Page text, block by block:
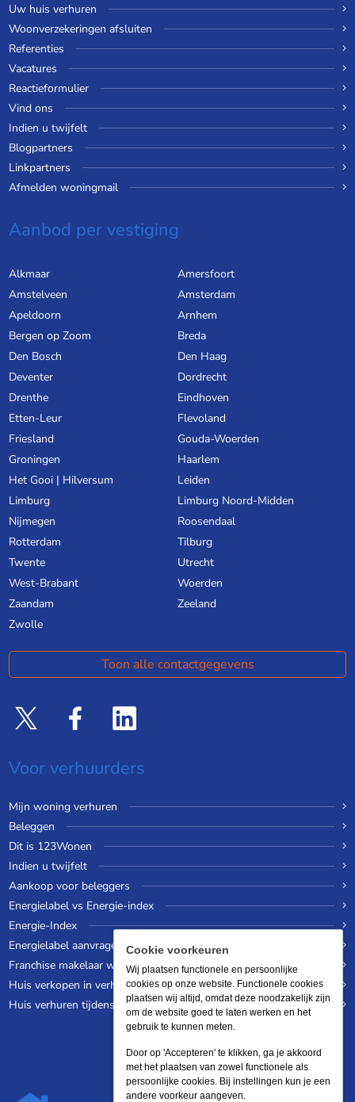
Uw huis verhuren
Woonverzekeringen afsluiten
Referenties
Vacatures
Reactieformulier
Vind ons
Indien u twijfelt
Blogpartners
Linkpartners
Afmelden woningmail
Aanbod per vestiging
Alkmaar
Amersfoort
Amstelveen
Amsterdam
Apeldoorn
Arnhem
Bergen op Zoom
Breda
Den Bosch
Den Haag
Deventer
Dordrecht
Drenthe
Eindhoven
Etten-Leur
Flevoland
Friesland
Gouda-Woerden
Groningen
Haarlem
Het Gooi | Hilversum
Leiden
Limburg
Limburg Noord-Midden
Nijmegen
Roosendaal
Rotterdam
Tilburg
Twente
Utrecht
West-Brabant
Woerden
Zaandam
Zeeland
Zwolle
Toon alle contactgegevens
Voor verhuurders
Mijn woning verhuren
Beleggen
Dit is 123Wonen
Indien u twijfelt
Aankoop voor beleggers
Energielabel vs Energie-index
Energie-Index
Energielabel aanvragen
Franchise makelaar worden
Huis verkopen in verhuurde staat
Huis verhuren tijdens een wereldreis
Cookie voorkeuren
Wij plaatsen functionele en persoonlijke
cookies op onze website. Functionele cookies
plaatsen wij altijd, omdat deze noodzakelijk zijn
om de website goed te laten werken en het
gebruik te kunnen meten.
Door op 'Accepteren' te klikken, ga je akkoord
met het plaatsen van zowel functionele als
persoonlijke cookies. Bij instellingen kun je een
andere voorkeur aangeven.